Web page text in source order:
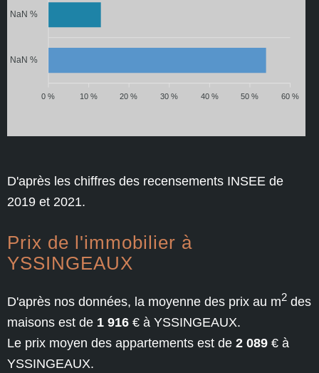
NaN %
NaN %
60 %
50 %
40 %
30 %
20 %
10 %
0 %
D'après les chiffres des recensements INSEE de
2019 et 2021.
Prix de l'immobilier à
YSSINGEAUX
D'après nos données, la moyenne des prix au m2 des
maisons est de 1 916 € à YSSINGEAUX.
Le prix moyen des appartements est de 2 089 € à
YSSINGEAUX.